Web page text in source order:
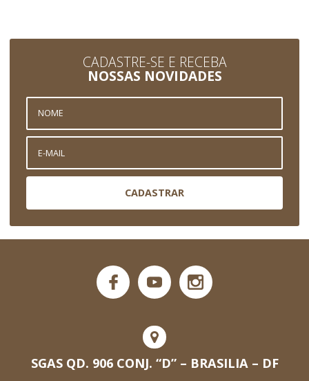
CADASTRE-SE E RECEBA
NOSSAS NOVIDADES
CADASTRAR
SGAS QD. 906 CONJ. “D” – BRASILIA – DF